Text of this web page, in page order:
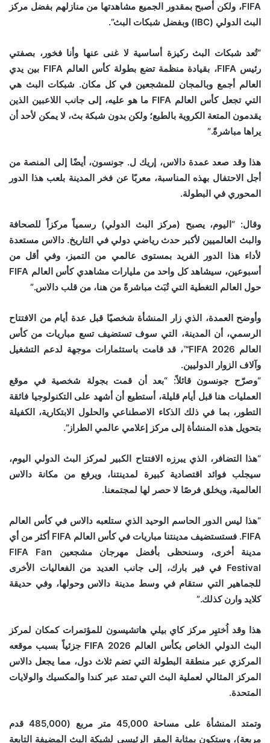
FIFA، ولكن أصبح بمقدور الجميع مشاهدتها من منازلهم بفضل مركز
البث الدولي (IBC) وبفضل شبكات البث”.
“تُعد شبكات البث ركيزة أساسية لا غنى عنها وأنا فخور، بصفتي
رئيس FIFA، بقيادة منظمة تضع بطولة كأس العالم FIFA بين يدي
العالم أجمع وبالمجان للمشجعين في كل مكان. شبكات البث هي
التي تجعل كأس العالم FIFA ما هو عليه، إلى جانب اللاعبين الذين
يقدمون المتعة الكروية بالطبع؛ ولكن بدون شبكة بث، لا يمكن لأحد أن
يراها مباشرةً.”
هذا وقد صعد عمدة دالاس، إريك ل. جونسون، أيضًا إلى المنصة من
أجل الاحتفال بهذه المناسبة، معربًا عن فخر المدينة بلعب هذا الدور
المحوري في البطولة.
وقال: “اليوم، يصبح (مركز البث الدولي) رسمياً مركزاً للصحافة
والبث العالميين لأكبر حدث رياضي دولي في التاريخ. دالاس مستعدة
لأداء هذا الدور الفريد بمستوى عالمي من التميز، وفي أقل من
أسبوعين، سيشاهد كل واحد من مليارات مشاهدي كأس العالم FIFA
حول العالم التغطية التي تُبَث مباشرةً من هنا، من قلب دالاس.”
وأوضح العمدة، الذي زار المنشأة شخصيًا قبل عدة أيام من الافتتاح
الرسمي، أن المدينة، التي سوف تستضيف تسع مباريات من كأس
العالم FIFA 2026™، قد قامت باستثمارات موجهة لدعم التشغيل
وآلاف الزوار الدوليين.
“وصرّح جونسون قائلاً: “بعد أن قمت بجولة شخصية في موقع
العمليات هنا قبل أيام قليلة، أستطيع أن أشهد على التكنولوجيا فائقة
التطور، بما في ذلك الذكاء الاصطناعي والحلول الابتكارية، الكفيلة
بتحويل هذه المنشأة إلى مركز إعلامي عالمي الطراز”.
“هذا التضافر، الذي يبرزه الافتتاح الكبير لمركز البث الدولي اليوم،
سيجلب فوائد اقتصادية كبيرة لمدينتنا، ويرفع من مكانة دالاس
العالمية، ويخلق فرصًا لا حصر لها لمجتمعنا.
“هذا ليس الدور الحاسم الوحيد الذي ستلعبه دالاس في كأس العالم
FIFA. فستستضيف مدينتنا مباريات في كأس العالم FIFA أكثر من أي
مدينة أخرى، وسنحظى بأفضل مهرجان مشجعين FIFA Fan
Festival في فير بارك، إلى جانب العديد من الفعاليات الأخرى
للجماهير التي ستقام في وسط مدينة دالاس وحولها، وفي حديقة
كلايد وارن كذلك.”
هذا وقد اُختيِر مركز كاي بيلي هاتشيسون للمؤتمرات كمكان لمركز
البث الدولي الخاص بكأس العالم FIFA 2026 جزئياً بسبب موقعه
المركزي عبر منطقة البطولة التي تضم ثلاث دول، مما يجعل دالاس
المركز المثالي لعملية البث التي تمتد عبر كندا والمكسيك والولايات
المتحدة.
وتمتد المنشأة على مساحة 45,000 متر مربع (485,000 قدم
مربعة)، وستكون بمثابة المقر الرئيسي لشبكة البث المضيفة التابعة